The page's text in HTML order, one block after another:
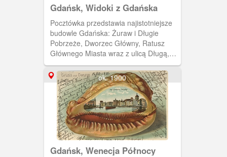
Gdańsk, Widoki z Gdańska
Pocztówka przedstawia najistotniejsze
budowle Gdańska: Żuraw i Długie
Pobrzeże, Dworzec Główny, Ratusz
Głównego Miasta wraz z ulicą Długą,
wieżę Kościoła Mariackiego, Zbrojownię
oraz ogólny widok na Kościół Mariacki i
Ratusz.
ok. 1900
Gdańsk, Wenecja Północy